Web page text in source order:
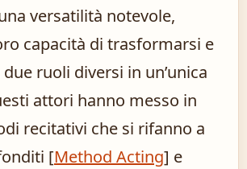
versatilità notevole,
capacità di trasformarsi e
ruoli diversi in un’unica
attori hanno messo in
recitativi che si rifanno a
[Method Acting] e